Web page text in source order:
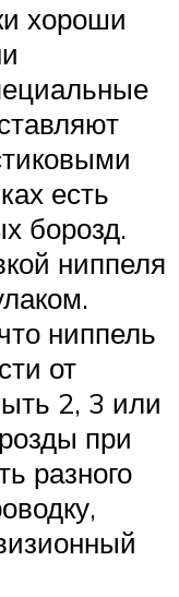
хороши
есть
борозд.
ниппеля
ниппель
от
2, 3 или
при
разного